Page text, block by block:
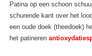
Patina op een schoon
schurende kant over het
een oude doek (theedoek)
het patineren